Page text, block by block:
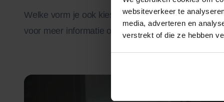
websiteverkeer te
media, adverteren en
verstrekt of die ze hebben
Welke vorm je ook kiest, je inboedel blijft schoon,
voor meer informatie of vraag direct een offerte aan.